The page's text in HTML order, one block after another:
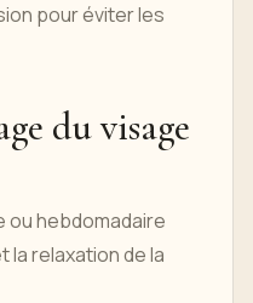
pour éviter les
du visage
ou hebdomadaire
la relaxation de la